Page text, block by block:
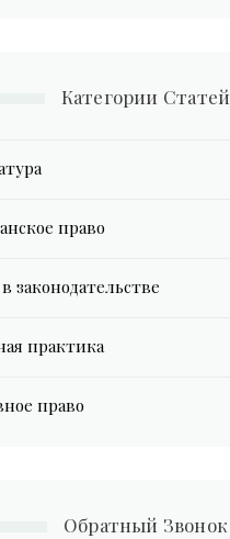
Категории Статей
право
законодательстве
практика
право
Обратный Звонок